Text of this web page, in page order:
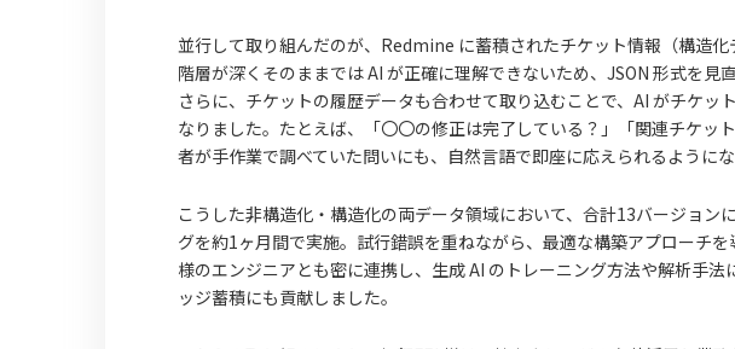
並行して取り組んだのが、Redmine に蓄積されたチケット情報（構造化
階層が深くそのままでは AI が正確に理解できないため、JSON 形式を見
さらに、チケットの履歴データも合わせて取り込むことで、AI がチケッ
なりました。たとえば、「〇〇の修正は完了している？」「関連チケッ
者が手作業で調べていた問いにも、自然言語で即座に応えられるようにな
こうした非構造化・構造化の両データ領域において、合計13バージョン
グを約1ヶ月間で実施。試行錯誤を重ねながら、最適な構築アプローチ
様のエンジニアとも密に連携し、生成 AI のトレーニング方法や解析手
ッジ蓄積にも貢献しました。